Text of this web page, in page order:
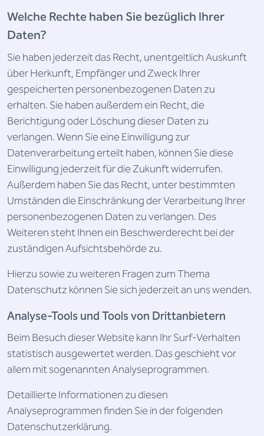
Welche Rechte haben Sie bezüglich Ihrer
Daten?
Sie haben jederzeit das Recht, unentgeltlich Auskunft
über Herkunft, Empfänger und Zweck Ihrer
gespeicherten personenbezogenen Daten zu
erhalten. Sie haben außerdem ein Recht, die
Berichtigung oder Löschung dieser Daten zu
verlangen. Wenn Sie eine Einwilligung zur
Datenverarbeitung erteilt haben, können Sie diese
Einwilligung jederzeit für die Zukunft widerrufen.
Außerdem haben Sie das Recht, unter bestimmten
Umständen die Einschränkung der Verarbeitung Ihrer
personenbezogenen Daten zu verlangen. Des
Weiteren steht Ihnen ein Beschwerderecht bei der
zuständigen Aufsichtsbehörde zu.
Hierzu sowie zu weiteren Fragen zum Thema
Datenschutz können Sie sich jederzeit an uns wenden.
Analyse-Tools und Tools von Dritt­anbietern
Beim Besuch dieser Website kann Ihr Surf-Verhalten
statistisch ausgewertet werden. Das geschieht vor
allem mit sogenannten Analyseprogrammen.
Detaillierte Informationen zu diesen
Analyseprogrammen finden Sie in der folgenden
Datenschutzerklärung.